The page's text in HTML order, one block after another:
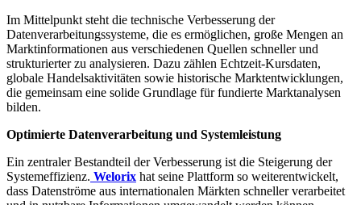
Im Mittelpunkt steht die technische Verbesserung der
Datenverarbeitungssysteme, die es ermöglichen, große Mengen an
Marktinformationen aus verschiedenen Quellen schneller und
strukturierter zu analysieren. Dazu zählen Echtzeit-Kursdaten,
globale Handelsaktivitäten sowie historische Marktentwicklungen,
die gemeinsam eine solide Grundlage für fundierte Marktanalysen
bilden.
Optimierte Datenverarbeitung und Systemleistung
Ein zentraler Bestandteil der Verbesserung ist die Steigerung der
Systemeffizienz. Welorix hat seine Plattform so weiterentwickelt,
dass Datenströme aus internationalen Märkten schneller verarbeitet